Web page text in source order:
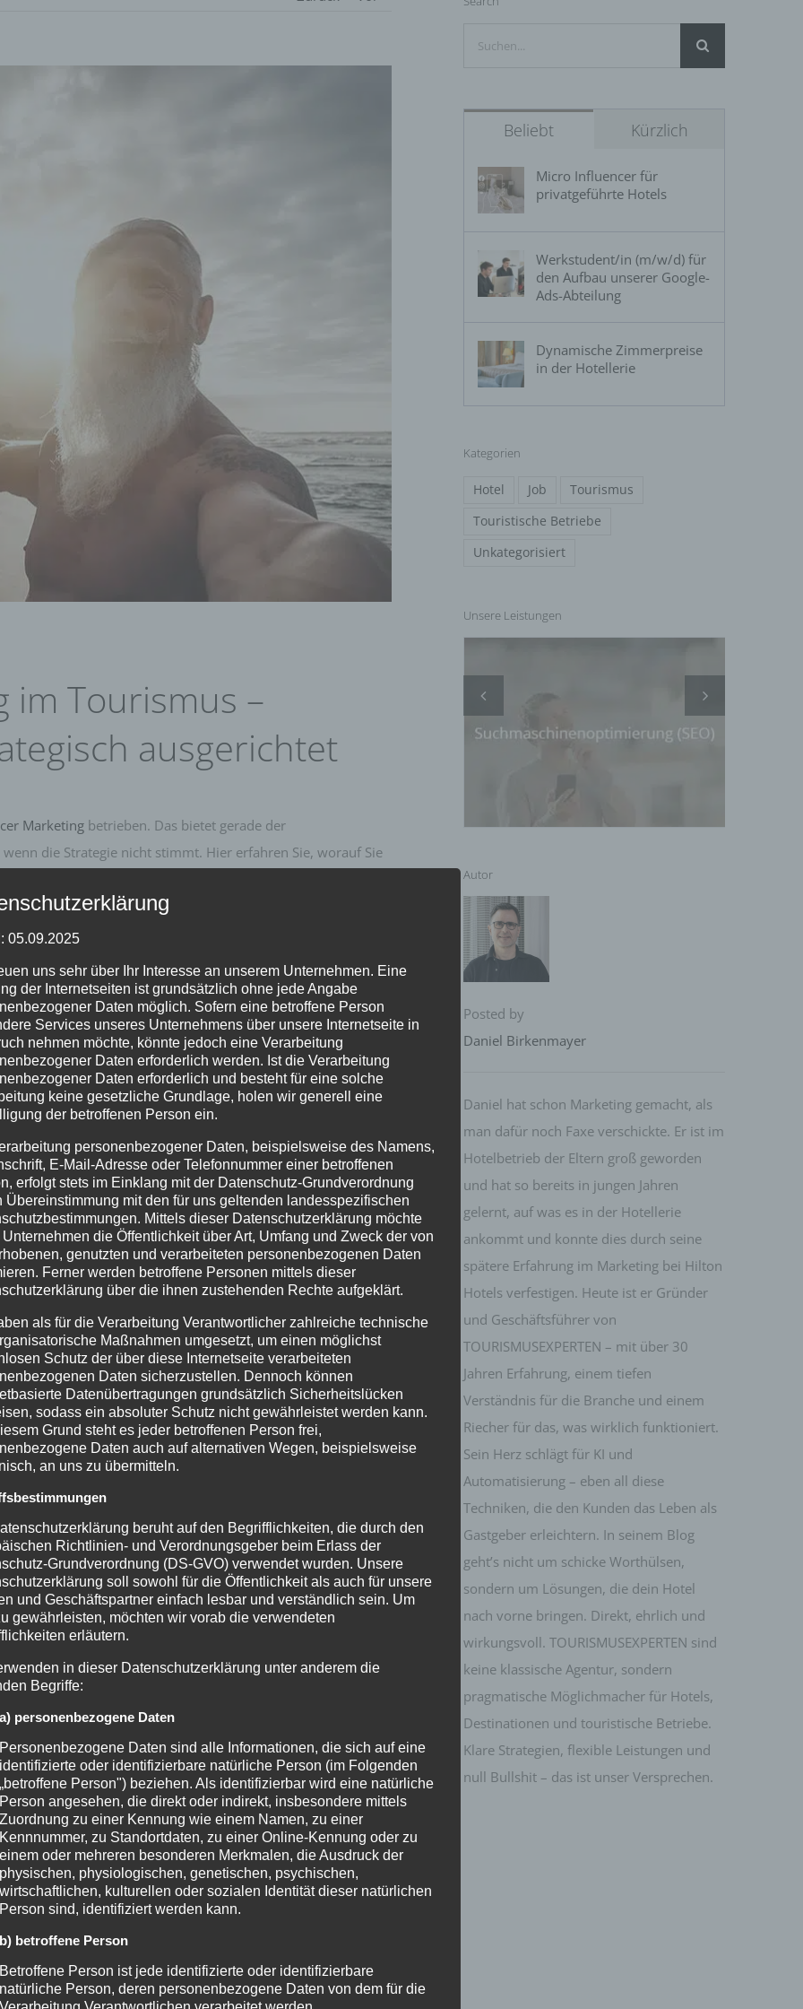
im Tourismus –
ausgerichtet
Marketing betrieben. Das bietet gerade der
die Strategie nicht stimmt. Hier erfahren Sie, worauf Sie
Unternehmen achten sollten, wenn Sie Influencer
Markt
in den sozialen Netzwerken und Blogs zum Einsatz
dort gut vernetzt sind und bei ihrenFollowerneine hohe
und werden als der normale Mensch von nebenan
das Kaufverhalten von anderen Nutzer beeinflussen.
Influencer auch Menschen erreichen, die klassischen
erfreut sich daher wachsender Popularität. Durch das
User die sozialen Netzwerke. Statistisch gesehen wird jede
Facebook, YouTube, Instagram, Xing oder SnapChat
für Unternehmen und insbesondere den Tourismus
für Digitale Wirtschaft herausgefunden, dass
die von Influencern beworben wurden. In der Altersgruppe
dabei ist, dass 74 % der 1.607 Befragten das
Posting wurde für eine ehrliche, persönliche Empfehlung,
oder Reisen werben. Daher sind in letzter Zeit die
Meinungsmachern, in den Fokus gerückt. Das Gesicht
sein, wird sich langfristig für Unternehmer und Influencer
– diese Möglichkeiten gibt es
Marketing gezielt nutzen. Schließen treffen laut einer
Jahr 2018 ungefähr 50 % der reiselustigen Deutschen die
im Netz. Interessante Beiträge veranlassen
oder den Zielort. Von den Umfrageteilnehmern zwischen
Empfehlung bei der Buchung gefolgt.
wertvoll. Erlebnisse und Berichterstattungen der
nicht nur Informationen, sondern stellen auch eine
eines Hotels oder eines
wie dem Tourismus gibt es so viele Möglichkeiten der
dabei auf ganz unterschiedlichen Ebenen erfolgen. So kann
und Videos dokumentieren lassen, um die Vorzüge des
Influencers wird das Hotel bekannter.
Beliebt Kürzlich
Micro Influencer für
privatgeführte Hotels
Werkstudent/in (m/w/d) für
den Aufbau unserer Google-
Ads-Abteilung
Dynamische Zimmerpreise
in der Hotellerie
Kategorien
Hotel Job
Tourismus
Touristische Betriebe
Unkategorisiert
Unsere Leistungen
Autor
Posted by
Daniel Birkenmayer
Daniel hat schon Marketing gemacht, als
man dafür noch Faxe verschickte. Er ist im
Hotelbetrieb der Eltern groß geworden
und hat so bereits in jungen Jahren
gelernt, auf was es in der Hotellerie
ankommt und konnte dies durch seine
spätere Erfahrung im Marketing bei Hilton
Hotels verfestigen. Heute ist er Gründer
und Geschäftsführer von
TOURISMUSEXPERTEN – mit über 30
Jahren Erfahrung, einem tiefen
Verständnis für die Branche und einem
Riecher für das, was wirklich funktioniert.
Sein Herz schlägt für KI und
Automatisierung – eben all diese
Techniken, die den Kunden das Leben als
Gastgeber erleichtern. In seinem Blog
geht’s nicht um schicke Worthülsen,
sondern um Lösungen, die dein Hotel
nach vorne bringen. Direkt, ehrlich und
wirkungsvoll. TOURISMUSEXPERTEN sind
keine klassische Agentur, sondern
pragmatische Möglichmacher für Hotels,
Destinationen und touristische Betriebe.
Klare Strategien, flexible Leistungen und
null Bullshit – das ist unser Versprechen.
05.09.2025
uns sehr über Ihr Interesse an unserem Unternehmen. Eine
der Internetseiten ist grundsätzlich ohne jede Angabe
Daten möglich. Sofern eine betroffene Person
Services unseres Unternehmens über unsere Internetseite in
nehmen möchte, könnte jedoch eine Verarbeitung
Daten erforderlich werden. Ist die Verarbeitung
Daten erforderlich und besteht für eine solche
keine gesetzliche Grundlage, holen wir generell eine
der betroffenen Person ein.
personenbezogener Daten, beispielsweise des Namens,
E-Mail-Adresse oder Telefonnummer einer betroffenen
erfolgt stets im Einklang mit der Datenschutz-Grundverordnung
Übereinstimmung mit den für uns geltenden landesspezifischen
Mittels dieser Datenschutzerklärung möchte
Unternehmen die Öffentlichkeit über Art, Umfang und Zweck der von
genutzten und verarbeiteten personenbezogenen Daten
Ferner werden betroffene Personen mittels dieser
über die ihnen zustehenden Rechte aufgeklärt.
als für die Verarbeitung Verantwortlicher zahlreiche technische
Maßnahmen umgesetzt, um einen möglichst
Schutz der über diese Internetseite verarbeiteten
Daten sicherzustellen. Dennoch können
Datenübertragungen grundsätzlich Sicherheitslücken
sodass ein absoluter Schutz nicht gewährleistet werden kann.
Grund steht es jeder betroffenen Person frei,
Daten auch auf alternativen Wegen, beispielsweise
an uns zu übermitteln.
beruht auf den Begrifflichkeiten, die durch den
Richtlinien- und Verordnungsgeber beim Erlass der
Grundverordnung (DS-GVO) verwendet wurden. Unsere
soll sowohl für die Öffentlichkeit als auch für unsere
und Geschäftspartner einfach lesbar und verständlich sein. Um
gewährleisten, möchten wir vorab die verwendeten
erläutern.
in dieser Datenschutzerklärung unter anderem die
Begriffe:
a) personenbezogene Daten
Personenbezogene Daten sind alle Informationen, die sich auf eine
identifizierte oder identifizierbare natürliche Person (im Folgenden
„betroffene Person") beziehen. Als identifizierbar wird eine natürliche
Person angesehen, die direkt oder indirekt, insbesondere mittels
Zuordnung zu einer Kennung wie einem Namen, zu einer
Kennnummer, zu Standortdaten, zu einer Online-Kennung oder zu
einem oder mehreren besonderen Merkmalen, die Ausdruck der
physischen, physiologischen, genetischen, psychischen,
wirtschaftlichen, kulturellen oder sozialen Identität dieser natürlichen
Person sind, identifiziert werden kann.
b) betroffene Person
Betroffene Person ist jede identifizierte oder identifizierbare
natürliche Person, deren personenbezogene Daten von dem für die